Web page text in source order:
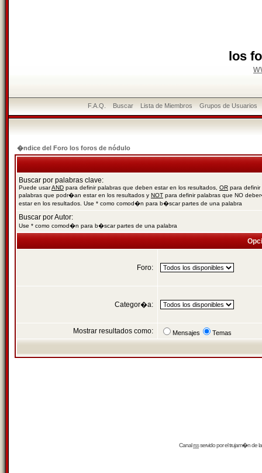
los
F.A.Q. Buscar Lista de Miembros Grupos de Usuarios
�ndice del Foro los foros de nódulo
Buscar por palabras clave:
Puede usarAND para definir palabras que deben estar en los resultados, OR para definir
palabras que podr�an estar en los resultados y NOT para definir palabras que NO
estar en los resultados. Use * como comod�n para b�scar partes de una palabra
Buscar por Autor:
Use * como comod�n para b�scar partes de una palabra
Foro:
Categor�a:
Mostrar resultados como: Mensajes Temas
Canalrssservido por eltrujam�nde